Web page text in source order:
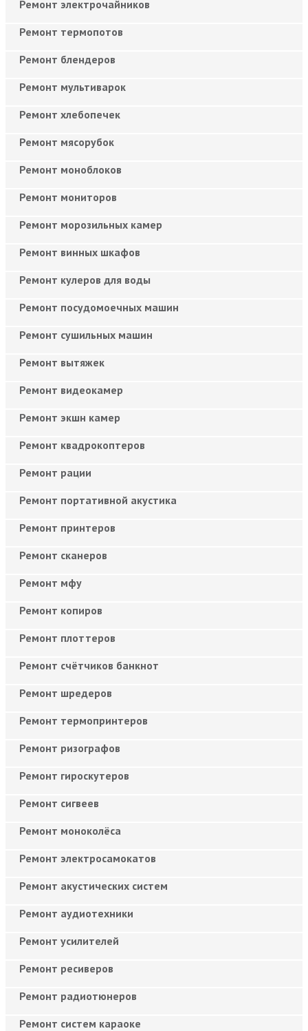
Ремонт электрочайников
Ремонт термопотов
Ремонт блендеров
Ремонт мультиварок
Ремонт хлебопечек
Ремонт мясорубок
Ремонт моноблоков
Ремонт мониторов
Ремонт морозильных камер
Ремонт винных шкафов
Ремонт кулеров для воды
Ремонт посудомоечных машин
Ремонт сушильных машин
Ремонт вытяжек
Ремонт видеокамер
Ремонт экшн камер
Ремонт квадрокоптеров
Ремонт рации
Ремонт портативной акустика
Ремонт принтеров
Ремонт сканеров
Ремонт мфу
Ремонт копиров
Ремонт плоттеров
Ремонт счётчиков банкнот
Ремонт шредеров
Ремонт термопринтеров
Ремонт ризографов
Ремонт гироскутеров
Ремонт сигвеев
Ремонт моноколёса
Ремонт электросамокатов
Ремонт акустических систем
Ремонт аудиотехники
Ремонт усилителей
Ремонт ресиверов
Ремонт радиотюнеров
Ремонт систем караоке